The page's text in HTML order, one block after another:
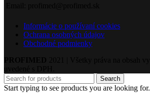
Informácie o používaní cookies
Ochrana osobných údajov
Obchodné podmienky
Search
Start typing to see products you are looking for.